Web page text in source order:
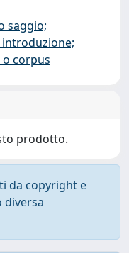
saggio;
introduzione;
corpus
prodotto.
da copyright e
diversa